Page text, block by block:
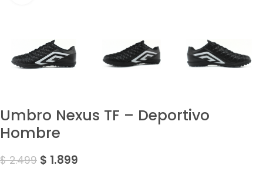
Umbro Nexus TF – Deportivo
Hombre
$2.499 $ 1.899